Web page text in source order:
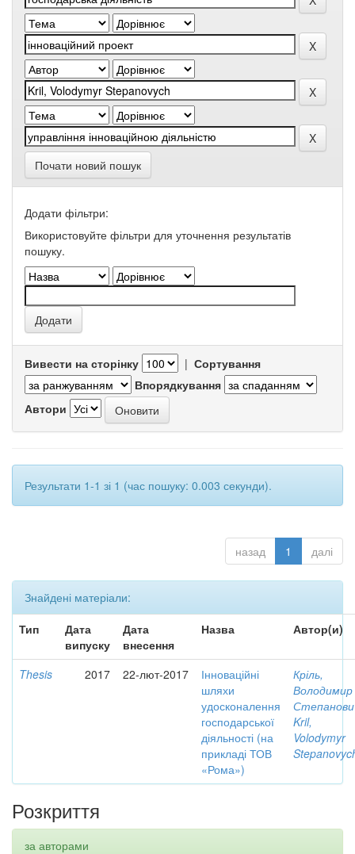
Почати новий пошук
Додати фільтри:
Використовуйте фільтри для уточнення результатів
пошуку.
Вивести на сторінку | Сортування
Впорядкування
Автори
Результати 1-1 зі 1 (час пошуку: 0.003 секунди).
назад 1 далі
Знайдені матеріали:
Тип
Дата
випуску
Дата
внесення
Назва Автор(и)
Thesis 2017 22-лют-2017
Інноваційні
шляхи
удосконалення
господарської
діяльності (на
прикладі ТОВ
«Рома»)
Кріль,
Володимир
Kril,
Volodymyr
Розкриття
за авторами